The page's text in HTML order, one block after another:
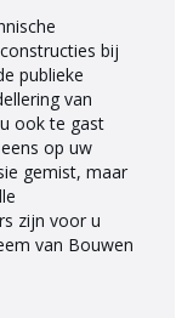
bij
publieke
van
ook te gast
op uw
gemist, maar
zijn voor u
van Bouwen